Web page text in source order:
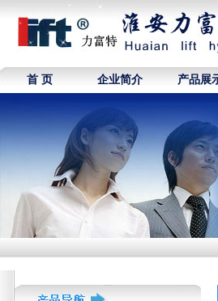
首 页 企业简介 产品展